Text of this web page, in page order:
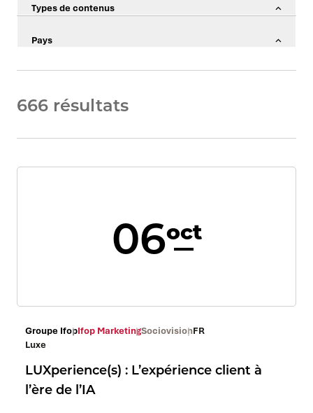
Types de contenus
Pays
666 résultats
06oct
Groupe IfopIfop MarketingSociovisionFR
Luxe
LUXperience(s) : L’expérience client à
l’ère de l’IA